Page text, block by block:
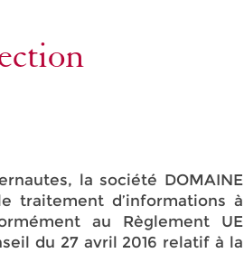
la société DOMAINE
traitement d’informations à
au Règlement UE
du 27 avril 2016 relatif à la